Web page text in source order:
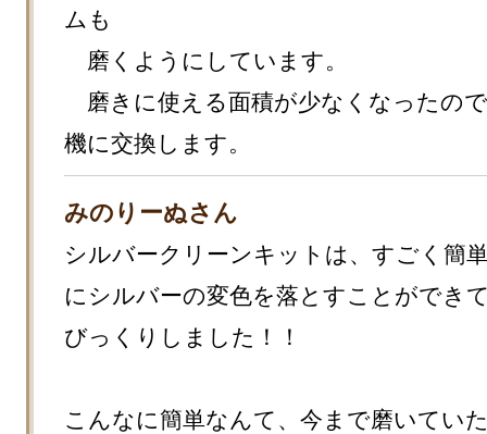
ムも
磨くようにしています。
磨きに使える面積が少なくなったの
機に交換します。
みのりーぬさん
シルバークリーンキットは、すごく簡
にシルバーの変色を落とすことができ
びっくりしました！！
こんなに簡単なんて、今まで磨いてい